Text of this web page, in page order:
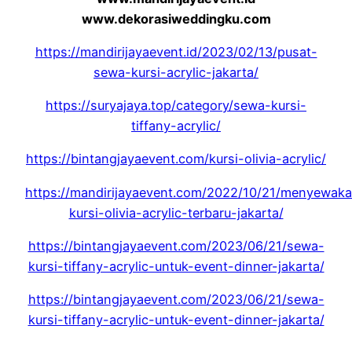
www.dekorasiweddingku.com
https://mandirijayaevent.id/2023/02/13/pusat-
sewa-kursi-acrylic-jakarta/
https://suryajaya.top/category/sewa-kursi-
tiffany-acrylic/
https://bintangjayaevent.com/kursi-olivia-acrylic/
https://mandirijayaevent.com/2022/10/21/
kursi-olivia-acrylic-terbaru-jakarta/
https://bintangjayaevent.com/2023/06/21/sewa-
kursi-tiffany-acrylic-untuk-event-dinner-jakarta/
https://bintangjayaevent.com/2023/06/21/sewa-
kursi-tiffany-acrylic-untuk-event-dinner-jakarta/